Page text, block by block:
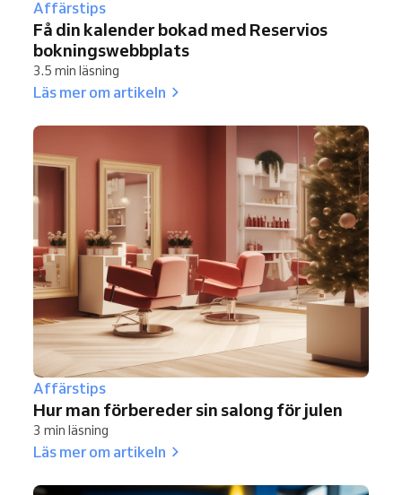
Affärstips
Få din kalender bokad med Reservios
bokningswebbplats
3.5 min läsning
Läs mer om artikeln
Affärstips
Hur man förbereder sin salong för julen
3 min läsning
Läs mer om artikeln